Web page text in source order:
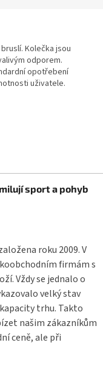
Kolečka jsou
odporem.
opotřebení
uživatele.
sport a pohyb
roku 2009. V
firmám s
Vždy se jednalo o
velký stav
trhu. Takto
našim zákazníkům
ceně, ale při